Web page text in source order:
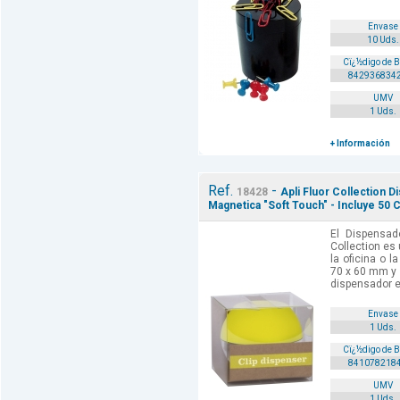
Envase
10 Uds.
Cï¿½digo de
UMV
1 Uds.
+ Información
Ref. 18428 - Apli Fluor Collection
Magnetica "Soft Touch" - Incluye 50
El
Collection es
la oficina o
70 x 60 mm
dispensador
Envase
1 Uds.
Cï¿½digo de
UMV